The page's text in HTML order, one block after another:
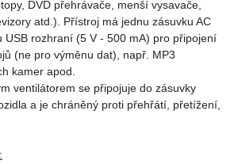
DVD přehrávače, menší vysavače,
atd.). Přístroj má jednu zásuvku AC
USB rozhraní (5 V - 500 mA) pro připojení
(ne pro výměnu dat), např. MP3
kamer apod.
ventilátorem se připojuje do zásuvky
a je chráněný proti přehřátí, přetížení,